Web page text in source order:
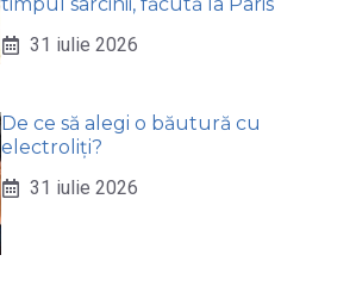
31 iulie 2026
De ce să alegi o băutură cu
electroliți?
31 iulie 2026